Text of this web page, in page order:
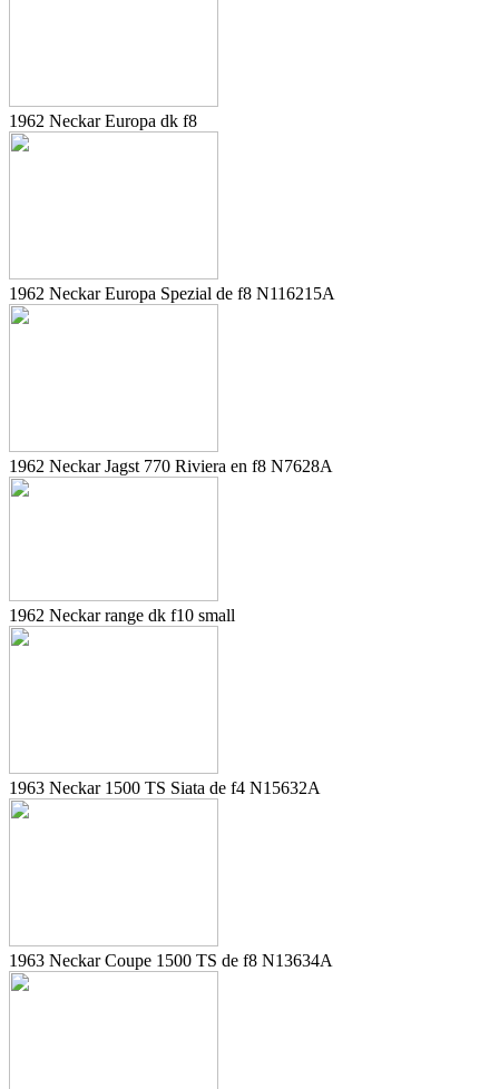
1962 Neckar Europa dk f8
1962 Neckar Europa Spezial de f8 N116215A
1962 Neckar Jagst 770 Riviera en f8 N7628A
1962 Neckar range dk f10 small
1963 Neckar 1500 TS Siata de f4 N15632A
1963 Neckar Coupe 1500 TS de f8 N13634A